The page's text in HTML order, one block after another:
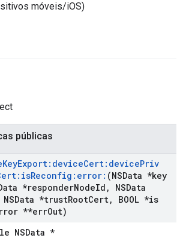
móveis/iOS)
públicas
KeyExport:deviceCert:devicePriv
Reconfig:error: (NSData *key
*responderNodeId ,
NSData
NSData *trustRootCert,
BOOL *is
**errOut)
NSData *